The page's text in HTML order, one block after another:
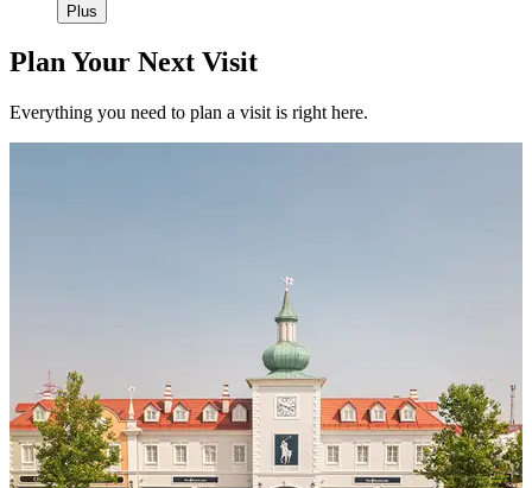
Plus
Plan Your Next Visit
Everything you need to plan a visit is right here.